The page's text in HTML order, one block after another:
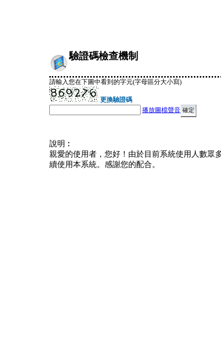
驗證碼檢查機制
請輸入您在下圖中看到的字元(字母區分大小寫)
更換驗證碼
播放圖檔聲音
說明︰
親愛的使用者，您好！由於目前系統使用人數眾
續使用本系統。感謝您的配合。